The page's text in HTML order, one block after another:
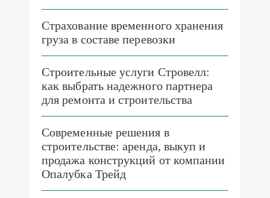
Страхование временного хранения
груза в составе перевозки
Строительные услуги Стровелл:
как выбрать надежного партнера
для ремонта и строительства
Современные решения в
строительстве: аренда, выкуп и
продажа конструкций от компании
Опалубка Трейд